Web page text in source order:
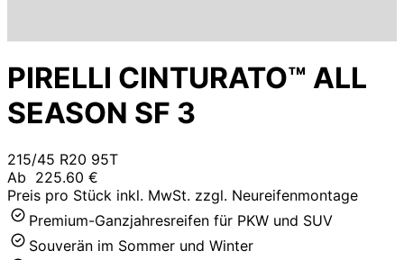
PIRELLI CINTURATO™ ALL
SEASON SF 3
215/45 R20 95T
Ab 225.60 €
Preis pro Stück inkl. MwSt. zzgl. Neureifenmontage
Premium-Ganzjahresreifen für PKW und SUV
Souverän im Sommer und Winter